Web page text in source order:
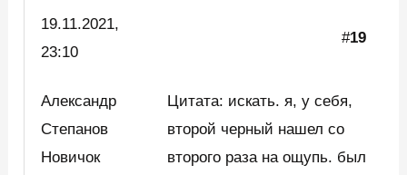
19.11.2021,
23:10
#19
Александр
Степанов
Новичок
Цитата: искать. я, у себя,
второй черный нашел со
второго раза на ощупь. был